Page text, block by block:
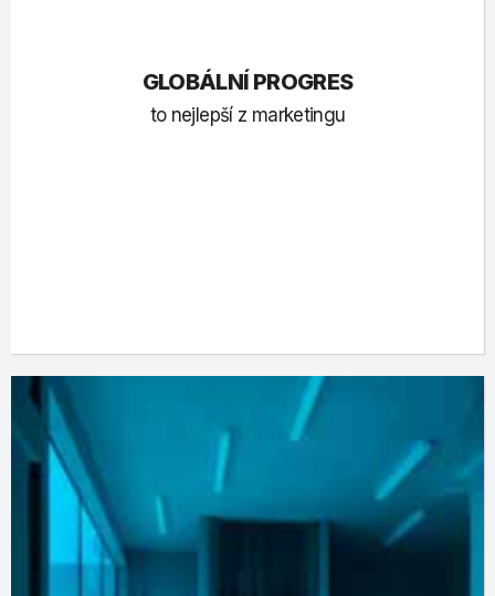
GLOBÁLNÍ PROGRES
to nejlepší z marketingu